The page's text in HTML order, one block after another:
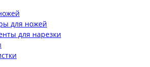
для ножей
для нарезки